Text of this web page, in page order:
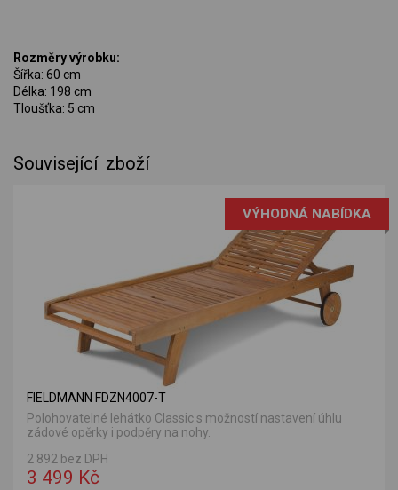
Rozměry výrobku:
Šířka: 60 cm
Délka: 198 cm
Tloušťka: 5 cm
Související zboží
VÝHODNÁ NABÍDKA
FIELDMANN FDZN4007-T
Polohovatelné lehátko Classic s možností nastavení úhlu
zádové opěrky i podpěry na nohy.
2 892 bez DPH
3 499 Kč